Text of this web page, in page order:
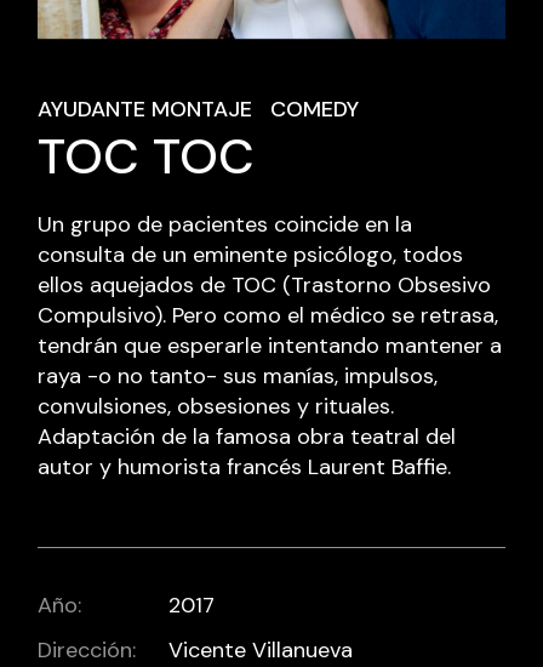
AYUDANTE MONTAJE COMEDY
TOC TOC
Un grupo de pacientes coincide en la
consulta de un eminente psicólogo, todos
ellos aquejados de TOC (Trastorno Obsesivo
Compulsivo). Pero como el médico se retrasa,
tendrán que esperarle intentando mantener a
raya -o no tanto- sus manías, impulsos,
convulsiones, obsesiones y rituales.
Adaptación de la famosa obra teatral del
autor y humorista francés Laurent Baffie.
Año:
2017
Dirección:
Vicente Villanueva